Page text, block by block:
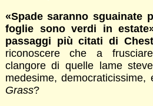
«Spade saranno sguainate
foglie sono verdi in
passaggi più citati di
riconoscere che a
clangore di quelle lame
medesime, democraticissime,
Grass?